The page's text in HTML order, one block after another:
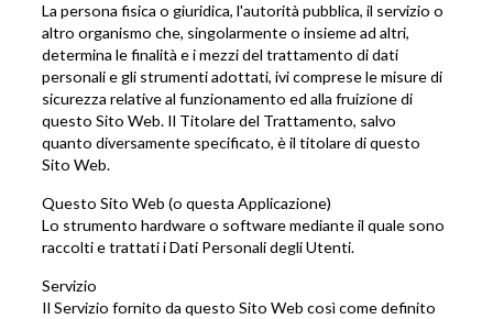
La persona fisica o giuridica, l'autorità pubblica, il servizio o
altro organismo che, singolarmente o insieme ad altri,
determina le finalità e i mezzi del trattamento di dati
personali e gli strumenti adottati, ivi comprese le misure di
sicurezza relative al funzionamento ed alla fruizione di
questo Sito Web. Il Titolare del Trattamento, salvo
quanto diversamente specificato, è il titolare di questo
Sito Web.
Questo Sito Web (o questa Applicazione)
Lo strumento hardware o software mediante il quale sono
raccolti e trattati i Dati Personali degli Utenti.
Servizio
Il Servizio fornito da questo Sito Web così come definito